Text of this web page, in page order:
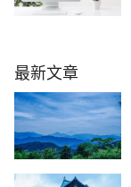
最新文章